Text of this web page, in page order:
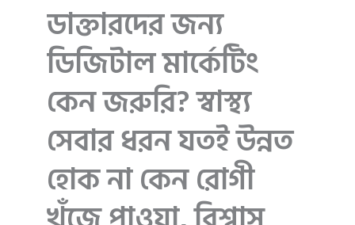
ডাক্তারদের জন্য
ডিজিটাল মার্কেটিং
কেন জরুরি? স্বাস্থ্য
সেবার ধরন যতই উন্নত
হোক না কেন রোগী